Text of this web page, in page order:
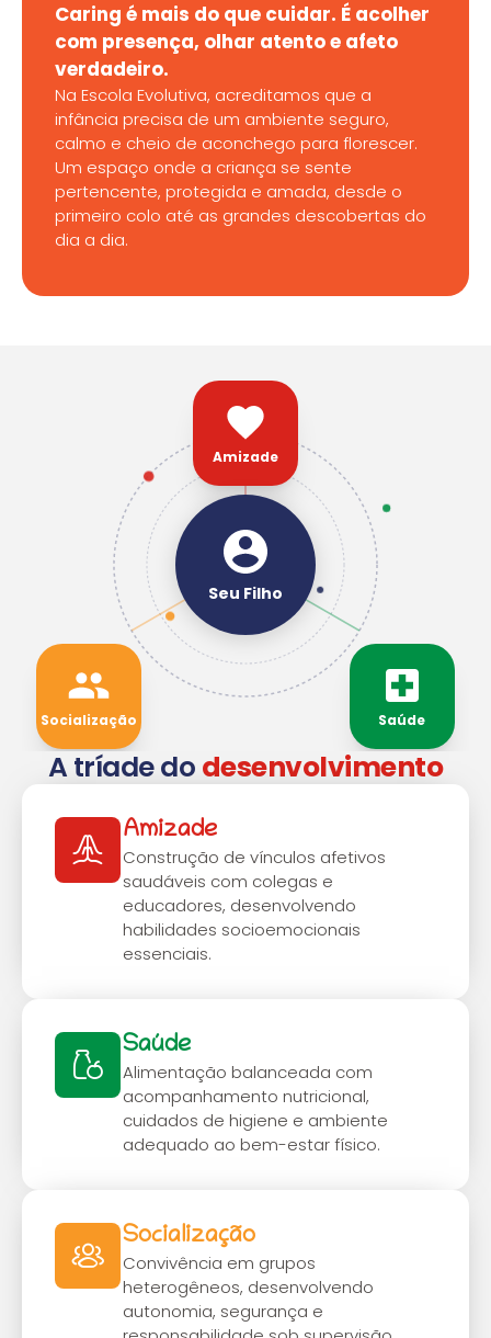
Caring é mais do que cuidar. É acolher
com presença, olhar atento e afeto
verdadeiro.
Na Escola Evolutiva, acreditamos que a
infância precisa de um ambiente seguro,
calmo e cheio de aconchego para florescer.
Um espaço onde a criança se sente
pertencente, protegida e amada, desde o
primeiro colo até as grandes descobertas do
dia a dia.
A tríade do desenvolvimento
Amizade
Construção de vínculos afetivos
saudáveis com colegas e
educadores, desenvolvendo
habilidades socioemocionais
essenciais.
Saúde
Alimentação balanceada com
acompanhamento nutricional,
cuidados de higiene e ambiente
adequado ao bem-estar físico.
Socialização
Convivência em grupos
heterogêneos, desenvolvendo
autonomia, segurança e
Seu Filho
Amizade
Saúde
Socialização